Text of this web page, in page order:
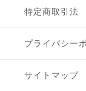
特定商取引法
プライバシー
サイトマップ